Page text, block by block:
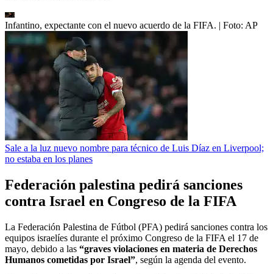
Infantino, expectante con el nuevo acuerdo de la FIFA. | Foto: AP
Sale a la luz nuevo nombre para técnico de Luis Díaz en Liverpool;
no estaba en los planes
Federación palestina pedirá sanciones
contra Israel en Congreso de la FIFA
La Federación Palestina de Fútbol (PFA) pedirá sanciones contra los
equipos israelíes durante el próximo Congreso de la FIFA el 17 de
mayo, debido a las “graves violaciones en materia de Derechos
Humanos cometidas por Israel”, según la agenda del evento.